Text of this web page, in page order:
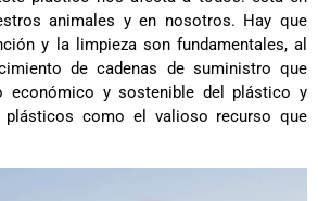
animales y en nosotros. Hay que
y la limpieza son fundamentales, al
de cadenas de suministro que
económico y sostenible del plástico y
plásticos como el valioso recurso que